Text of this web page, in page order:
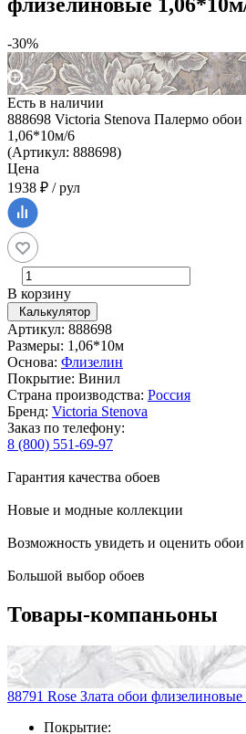
флизелиновые
-30%
Есть в наличии
888698 Victoria Stenova Палермо
1,06*10м/6
(Артикул: 888698)
Цена
1938 ₽ / рул
В корзину
Калькулятор
Артикул: 888698
Размеры: 1,06*10м
Основа: Флизелин
Покрытие: Винил
Страна производства: Россия
Бренд: Victoria Stenova
Заказ по телефону:
8 (800) 551-69-97
Гарантия качества обоев
Новые и модные коллекции
Возможность увидеть и оценить
Большой выбор обоев
Товары-компаньоны
88791 Rose Злата обои
Покрытие: